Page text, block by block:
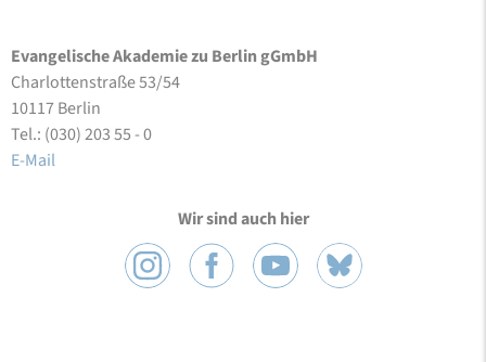
Evangelische Akademie zu Berlin gGmbH
Charlottenstraße 53/54
10117 Berlin
Tel.: (030) 203 55 - 0
E-Mail
Wir sind auch hier